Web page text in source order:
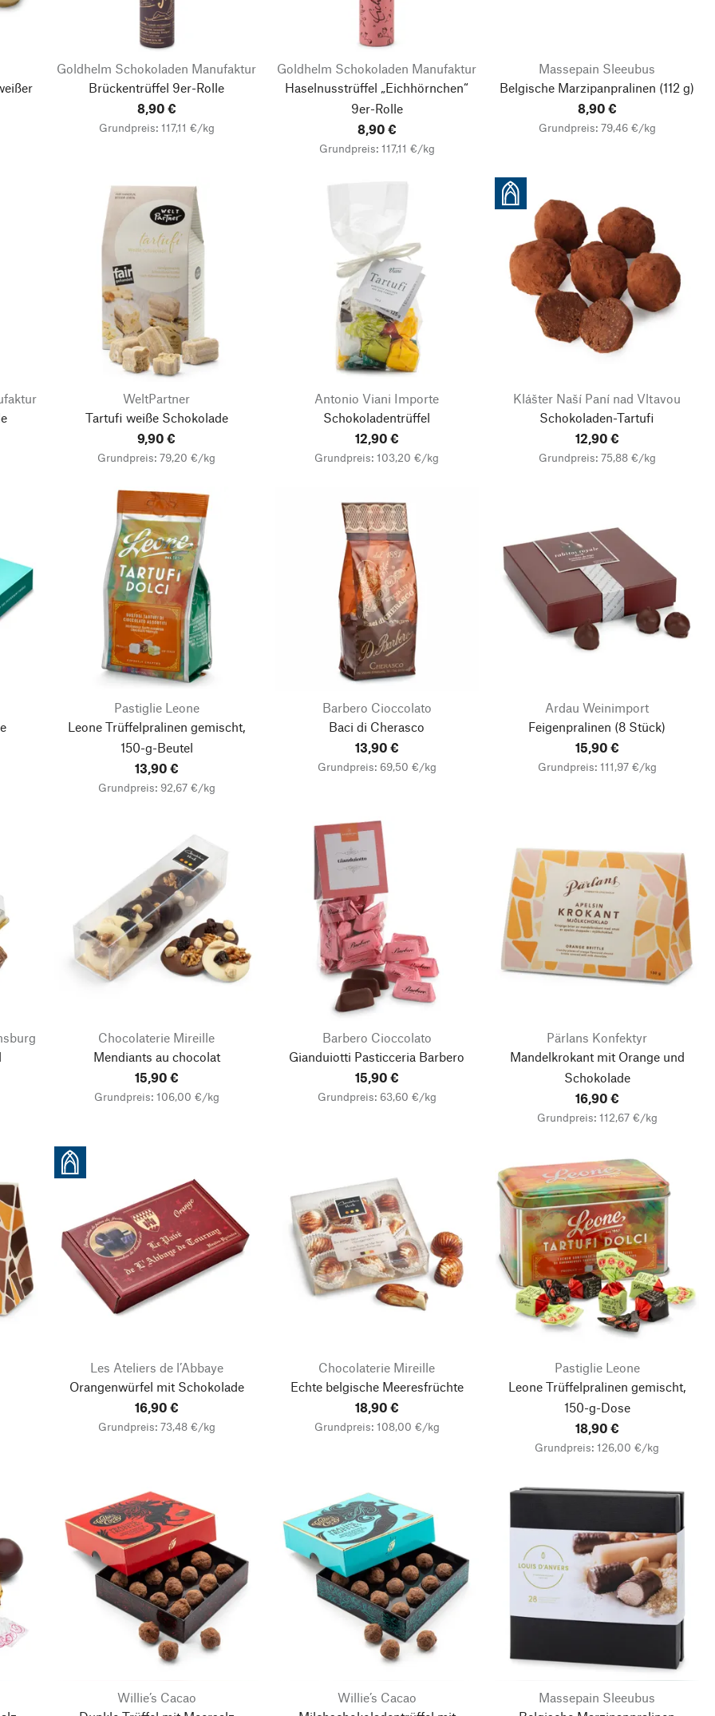
Goldhelm Schokoladen Manufaktur
Brückentrüffel 9er-Rolle
8,90 €
Grundpreis: 117,11 €/kg
Goldhelm Schokoladen Manufaktur
Haselnusstrüffel „Eichhörnchen“
9er-Rolle
8,90 €
Grundpreis: 117,11 €/kg
Massepain Sleeubus
Belgische Marzipanpralinen (112 g)
8,90 €
Grundpreis: 79,46 €/kg
WeltPartner
Tartufi weiße Schokolade
9,90 €
Grundpreis: 79,20 €/kg
Antonio Viani Importe
Schokoladentrüffel
12,90 €
Grundpreis: 103,20 €/kg
Klášter Naší Paní nad Vltavou
Schokoladen-Tartufi
12,90 €
Grundpreis: 75,88 €/kg
Pastiglie Leone
Leone Trüffelpralinen gemischt,
150-g-Beutel
13,90 €
Grundpreis: 92,67 €/kg
Barbero Cioccolato
Baci di Cherasco
13,90 €
Grundpreis: 69,50 €/kg
Ardau Weinimport
Feigenpralinen (8 Stück)
15,90 €
Grundpreis: 111,97 €/kg
Chocolaterie Mireille
Mendiants au chocolat
15,90 €
Grundpreis: 106,00 €/kg
Barbero Cioccolato
Gianduiotti Pasticceria Barbero
15,90 €
Grundpreis: 63,60 €/kg
Pärlans Konfektyr
Mandelkrokant mit Orange und
Schokolade
16,90 €
Grundpreis: 112,67 €/kg
Les Ateliers de l’Abbaye
Orangenwürfel mit Schokolade
16,90 €
Grundpreis: 73,48 €/kg
Chocolaterie Mireille
Echte belgische Meeresfrüchte
18,90 €
Grundpreis: 108,00 €/kg
Pastiglie Leone
Leone Trüffelpralinen gemischt,
150-g-Dose
18,90 €
Grundpreis: 126,00 €/kg
Willie’s Cacao
Willie’s Cacao
Massepain Sleeubus